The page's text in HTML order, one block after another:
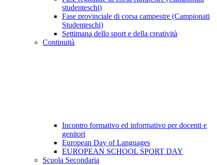
studenteschi)
Fase provinciale di corsa campestre (Campionati
Studenteschi)
Settimana dello sport e della creatività
Continuità
Incontro formativo ed informativo per docenti e
genitori
European Day of Languages
EUROPEAN SCHOOL SPORT DAY
Scuola Secondaria